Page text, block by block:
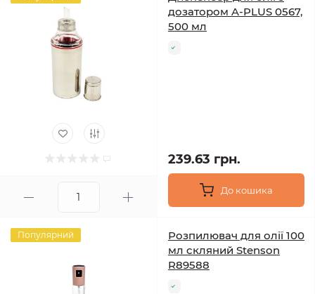
дозатором A-PLUS 0567,
500 мл
239.63 грн.
До кошика
Популярний
Розпилювач для олії 100
мл скляний Stenson
R89588